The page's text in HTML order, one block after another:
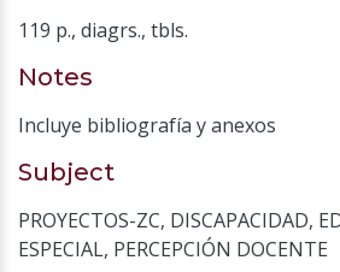
119 p., diagrs., tbls.
Notes
Incluye bibliografía y anexos
Subject
PROYECTOS-ZC, DISCAPACIDAD,
ESPECIAL, PERCEPCIÓN DOCENTE